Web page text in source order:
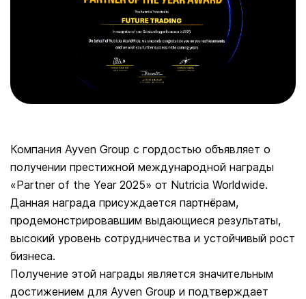
Компания Ayven Group с гордостью объявляет о
получении престижной международной награды
«Partner of the Year 2025» от Nutricia Worldwide.
Данная награда присуждается партнёрам,
продемонстрировавшим выдающиеся результаты,
высокий уровень сотрудничества и устойчивый рост
бизнеса.
Получение этой награды является значительным
достижением для Ayven Group и подтверждает